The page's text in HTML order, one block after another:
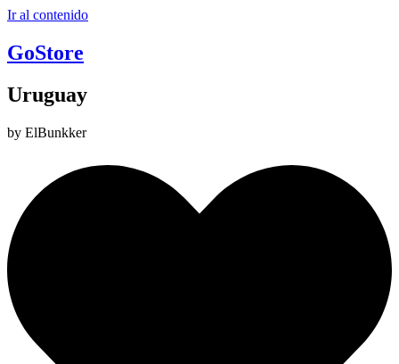
Ir al contenido
GoStore
Uruguay
by ElBunkker